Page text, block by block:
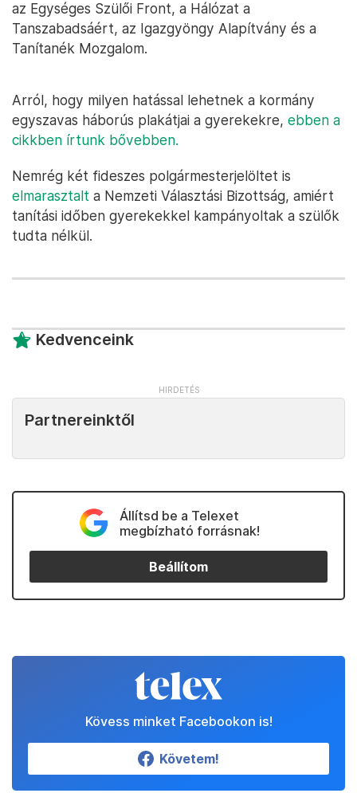
az Egységes Szülői Front, a Hálózat a
Tanszabadsáért, az Igazgyöngy Alapítvány és a
Tanítanék Mozgalom.
Arról, hogy milyen hatással lehetnek a kormány
egyszavas háborús plakátjai a gyerekekre, ebben a
cikkben írtunk bővebben.
Nemrég két fideszes polgármesterjelöltet is
elmarasztalt a Nemzeti Választási Bizottság, amiért
tanítási időben gyerekekkel kampányoltak a szülők
tudta nélkül.
Kedvenceink
Partnereinktől
Állítsd be a Telexet
megbízható forrásnak!
Beállítom
Kövess minket Facebookon is!
Követem!